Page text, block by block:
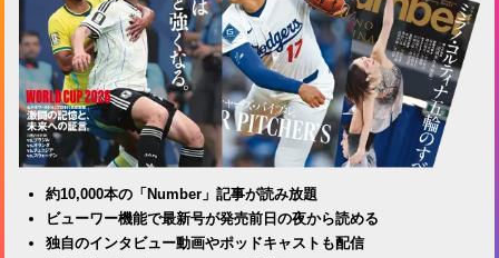
約10,000本の「Number」記事が読み放題
ビューワー機能で最新号が発売前日の夜から読める
独自のインタビュー動画やポッドキャストも配信